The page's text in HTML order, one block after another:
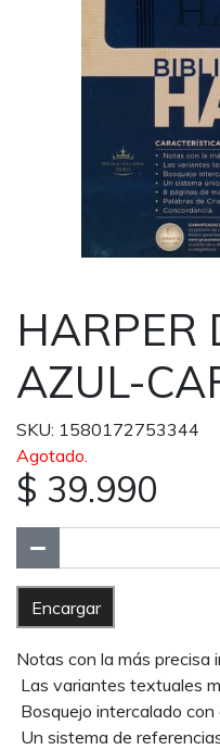
HARPER
AZUL-
SKU: 1580172753344
Agotado.
$ 39.990
Encargar
Notas con la más precisa
 Las variantes textuales
 Bosquejo intercalado
 Un sistema de